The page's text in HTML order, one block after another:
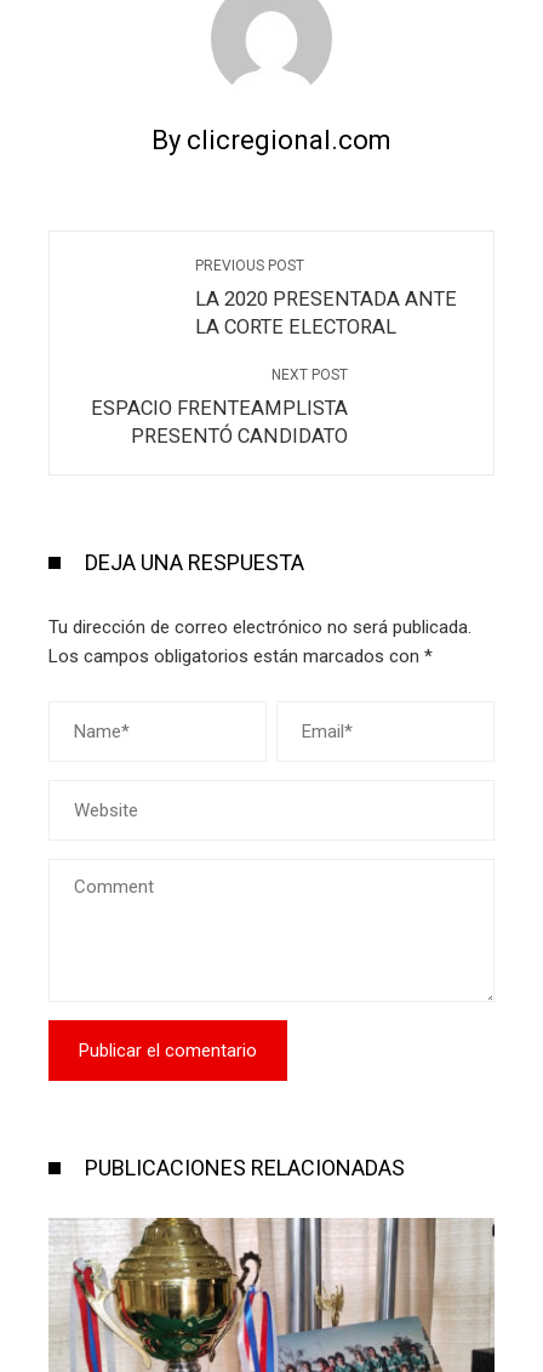
By clicregional.com
PREVIOUS POST
LA 2020 PRESENTADA ANTE
LA CORTE ELECTORAL
NEXT POST
ESPACIO FRENTEAMPLISTA
PRESENTÓ CANDIDATO
DEJA UNA RESPUESTA
Tu dirección de correo electrónico no será publicada.
Los campos obligatorios están marcados con *
PUBLICACIONES RELACIONADAS